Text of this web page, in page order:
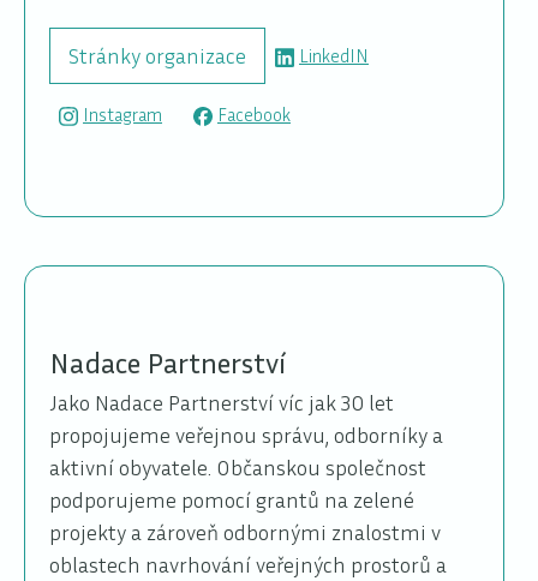
Stránky organizace LinkedIN
Instagram Facebook
Nadace Partnerství
Jako Nadace Partnerství víc jak 30 let
propojujeme veřejnou správu, odborníky a
aktivní obyvatele. Občanskou společnost
podporujeme pomocí grantů na zelené
projekty a zároveň odbornými znalostmi v
oblastech navrhování veřejných prostorů a